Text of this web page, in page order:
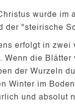
wurde im
der "steirische
erfolgt in zwei
Wenn die
der Wurzeln
Winter im
und absolut